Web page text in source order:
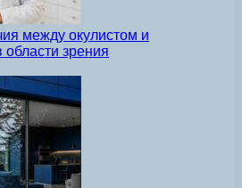
между окулистом и
зрения